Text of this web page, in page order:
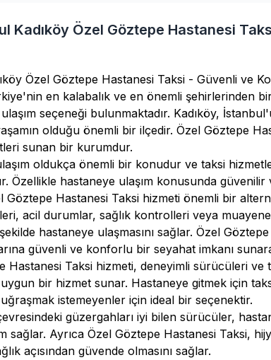
Kadıköy Özel Göztepe Hastanesi
Özel Göztepe Hastanesi Taksi - Güvenli ve
en kalabalık ve en önemli şehirlerinden
seçeneği bulunmaktadır. Kadıköy,
olduğu önemli bir ilçedir. Özel Göztepe
sunan bir kurumdur.
oldukça önemli bir konudur ve taksi
Özellikle hastaneye ulaşım konusunda
Göztepe Hastanesi Taksi hizmeti önemli bir
acil durumlar, sağlık kontrolleri veya
hastaneye ulaşmasını sağlar. Özel
güvenli ve konforlu bir seyahat imkanı
Hastanesi Taksi hizmeti, deneyimli sürücüleri ve
uygun bir hizmet sunar. Hastaneye gitmek için
istemeyenler için ideal bir seçenektir.
güzergahları iyi bilen sürücüler,
sağlar. Ayrıca Özel Göztepe Hastanesi Taksi,
açısından güvende olmasını sağlar.